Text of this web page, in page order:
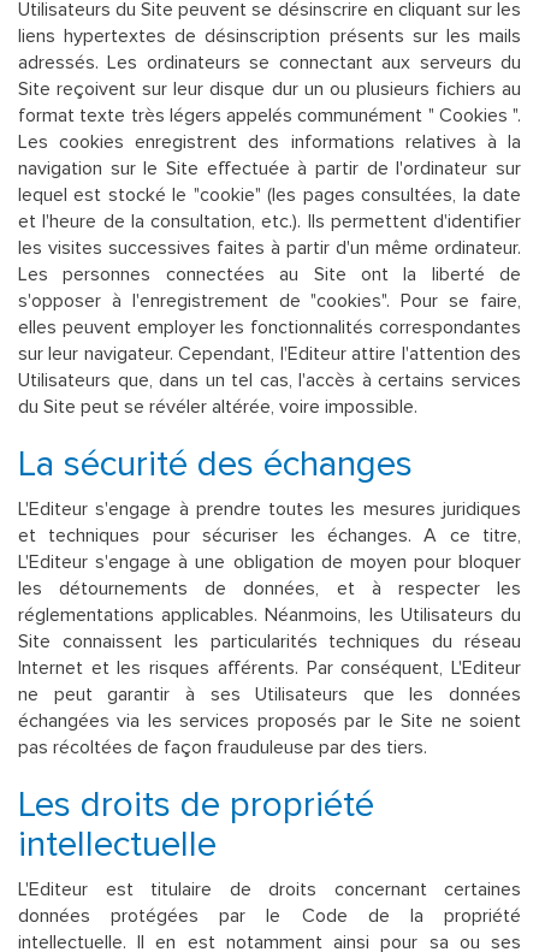
Utilisateurs du Site peuvent se désinscrire en cliquant sur les
liens hypertextes de désinscription présents sur les mails
adressés. Les ordinateurs se connectant aux serveurs du
Site reçoivent sur leur disque dur un ou plusieurs fichiers au
format texte très légers appelés communément " Cookies ".
Les cookies enregistrent des informations relatives à la
navigation sur le Site effectuée à partir de l'ordinateur sur
lequel est stocké le "cookie" (les pages consultées, la date
et l'heure de la consultation, etc.). Ils permettent d'identifier
les visites successives faites à partir d'un même ordinateur.
Les personnes connectées au Site ont la liberté de
s'opposer à l'enregistrement de "cookies". Pour se faire,
elles peuvent employer les fonctionnalités correspondantes
sur leur navigateur. Cependant, l'Editeur attire l'attention des
Utilisateurs que, dans un tel cas, l'accès à certains services
du Site peut se révéler altérée, voire impossible.
La sécurité des échanges
L'Editeur s'engage à prendre toutes les mesures juridiques
et techniques pour sécuriser les échanges. A ce titre,
L'Editeur s'engage à une obligation de moyen pour bloquer
les détournements de données, et à respecter les
réglementations applicables. Néanmoins, les Utilisateurs du
Site connaissent les particularités techniques du réseau
Internet et les risques afférents. Par conséquent, L'Editeur
ne peut garantir à ses Utilisateurs que les données
échangées via les services proposés par le Site ne soient
pas récoltées de façon frauduleuse par des tiers.
Les droits de propriété
intellectuelle
L'Editeur est titulaire de droits concernant certaines
données protégées par le Code de la propriété
intellectuelle. Il en est notamment ainsi pour sa ou ses